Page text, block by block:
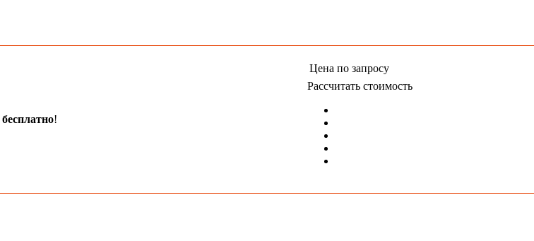
бесплатно!
Цена по запросу
Рассчитать стоимость